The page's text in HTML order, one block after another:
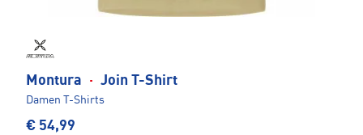
Montura · Join T-Shirt
Damen T-Shirts
€ 54,99